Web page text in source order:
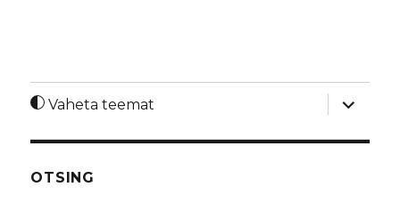
Vaheta teemat
laienda
OTSING